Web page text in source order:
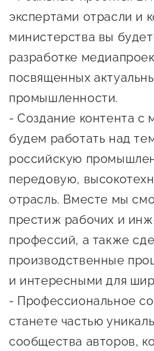
Центры
Центр
консультационного
сопровождения
О центре
Поддержка
Истории успеха
Центр
программ и
О центре
Календарь
мероприятий
Истории успеха
Центр инноваций
социальной сферы
О центре
Календарь
мероприятий для
Истории успеха
Проекты
Центр финансовой
поддержки
О центре
Проекты
Поддержка
Истории успеха
Центр
технологического
креативного
экспертами отрасли и
министерства вы
разработке
посвященных
промышленности.
- Создание контента с
будем работать над
российскую
передовую,
отрасль. Вместе мы
престиж рабочих и
профессий, а также
производственные
и интересными для
- Профессиональное
станете частью
сообщества авторов,